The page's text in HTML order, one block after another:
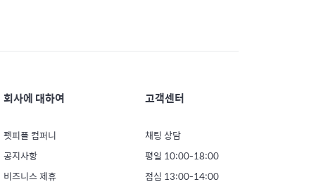
회사에 대하여
펫피플 컴퍼니
공지사항
비즈니스 제휴
고객센터
채팅 상담
평일 10:00-18:00
점심 13:00-14:00